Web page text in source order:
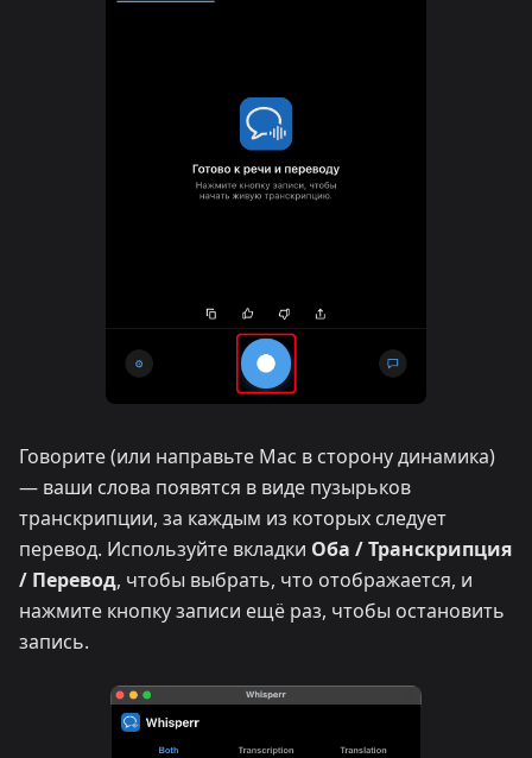
Говорите (или направьте Mac в сторону динамика)
— ваши слова появятся в виде пузырьков
транскрипции, за каждым из которых следует
перевод. Используйте вкладки Оба / Транскрипция
/ Перевод, чтобы выбрать, что отображается, и
нажмите кнопку записи ещё раз, чтобы остановить
запись.